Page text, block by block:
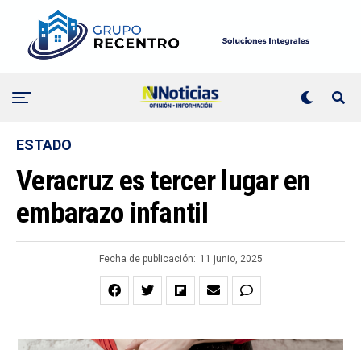
ESTADO
Veracruz es tercer lugar en
embarazo infantil
Fecha de publicación: 11 junio, 2025